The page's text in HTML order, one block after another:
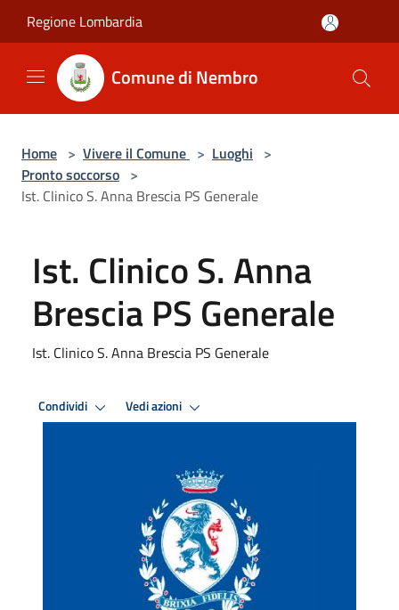
Regione Lombardia
Comune di Nembro
Home > Vivere il Comune > Luoghi >
Pronto soccorso >
Ist. Clinico S. Anna Brescia PS Generale
Ist. Clinico S. Anna
Brescia PS Generale
Ist. Clinico S. Anna Brescia PS Generale
Condividi Vedi azioni